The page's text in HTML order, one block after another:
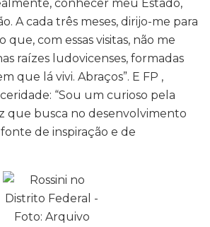
conhecer meu Estado,
A cada três meses, dirijo-me para
que, com essas visitas, não me
raízes ludovicenses, formadas
que lá vivi. Abraços”. E FP ,
“Sou um curioso pela
que busca no desenvolvimento
de inspiração e de